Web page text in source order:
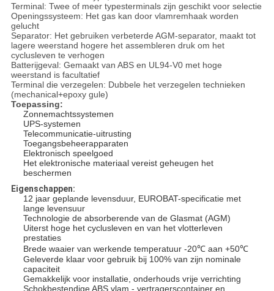
Terminal: Twee of meer typesterminals zijn geschikt voor selectie
Openingssysteem: Het gas kan door vlamremhaak worden
gelucht
Separator: Het gebruiken verbeterde AGM-separator, maakt tot
lagere weerstand hogere het assembleren druk om het
cyclusleven te verhogen
Batterijgeval: Gemaakt van ABS en UL94-V0 met hoge
weerstand is facultatief
Terminal die verzegelen: Dubbele het verzegelen technieken
(mechanical+epoxy gule)
Toepassing:
Zonnemachtssystemen
UPS-systemen
Telecommunicatie-uitrusting
Toegangsbeheerapparaten
Elektronisch speelgoed
Het elektronische materiaal vereist geheugen het
beschermen
Eigenschappen:
12 jaar geplande levensduur, EUROBAT-specificatie met
lange levensuur
Technologie de absorberende van de Glasmat (AGM)
Uiterst hoge het cyclusleven en van het vlotterleven
prestaties
Brede waaier van werkende temperatuur -20℃ aan +50℃
Geleverde klaar voor gebruik bij 100% van zijn nominale
capaciteit
Gemakkelijk voor installatie, onderhouds vrije verrichting
Schokbestendige ABS vlam - vertragerscontainer en